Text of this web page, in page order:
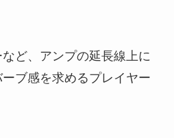
ど、アンプの延長線上に
ブ感を求めるプレイヤー